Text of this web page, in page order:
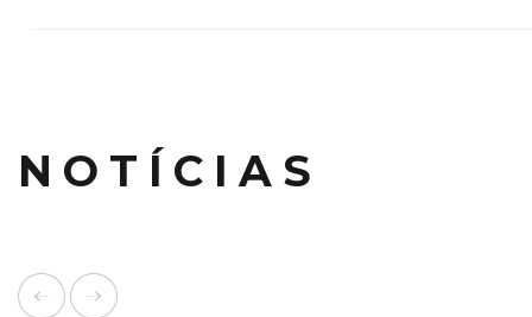
NOTÍCIAS